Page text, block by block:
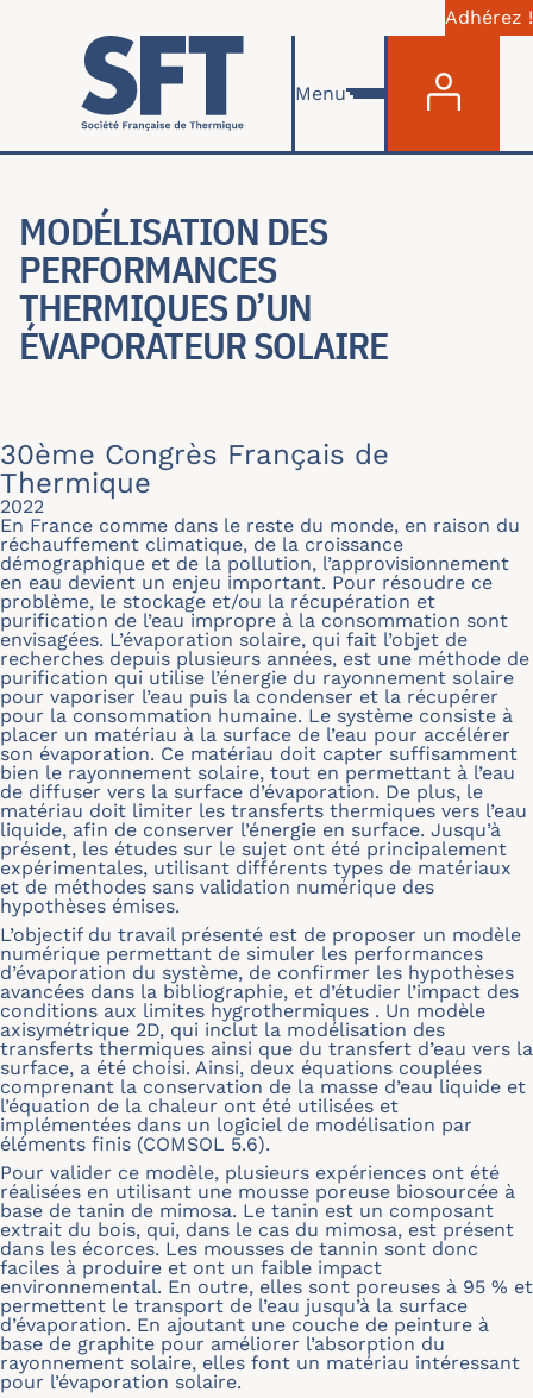
Aller au contenu principal
Adhérez !
Menu
MODÉLISATION DES
PERFORMANCES
THERMIQUES D’UN
ÉVAPORATEUR SOLAIRE
30ème Congrès Français de
Thermique
2022
En France comme dans le reste du monde, en raison du
réchauffement climatique, de la croissance
démographique et de la pollution, l’approvisionnement
en eau devient un enjeu important. Pour résoudre ce
problème, le stockage et/ou la récupération et
purification de l’eau impropre à la consommation sont
envisagées. L’évaporation solaire, qui fait l’objet de
recherches depuis plusieurs années, est une méthode de
purification qui utilise l’énergie du rayonnement solaire
pour vaporiser l’eau puis la condenser et la récupérer
pour la consommation humaine. Le système consiste à
placer un matériau à la surface de l’eau pour accélérer
son évaporation. Ce matériau doit capter suffisamment
bien le rayonnement solaire, tout en permettant à l’eau
de diffuser vers la surface d’évaporation. De plus, le
matériau doit limiter les transferts thermiques vers l’eau
liquide, afin de conserver l’énergie en surface. Jusqu’à
présent, les études sur le sujet ont été principalement
expérimentales, utilisant différents types de matériaux
et de méthodes sans validation numérique des
hypothèses émises.
L’objectif du travail présenté est de proposer un modèle
numérique permettant de simuler les performances
d’évaporation du système, de confirmer les hypothèses
avancées dans la bibliographie, et d’étudier l’impact des
conditions aux limites hygrothermiques . Un modèle
axisymétrique 2D, qui inclut la modélisation des
transferts thermiques ainsi que du transfert d’eau vers la
surface, a été choisi. Ainsi, deux équations couplées
comprenant la conservation de la masse d’eau liquide et
l’équation de la chaleur ont été utilisées et
implémentées dans un logiciel de modélisation par
éléments finis (COMSOL 5.6).
Pour valider ce modèle, plusieurs expériences ont été
réalisées en utilisant une mousse poreuse biosourcée à
base de tanin de mimosa. Le tanin est un composant
extrait du bois, qui, dans le cas du mimosa, est présent
dans les écorces. Les mousses de tannin sont donc
faciles à produire et ont un faible impact
environnemental. En outre, elles sont poreuses à 95 % et
permettent le transport de l’eau jusqu’à la surface
d’évaporation. En ajoutant une couche de peinture à
base de graphite pour améliorer l’absorption du
rayonnement solaire, elles font un matériau intéressant
pour l’évaporation solaire.